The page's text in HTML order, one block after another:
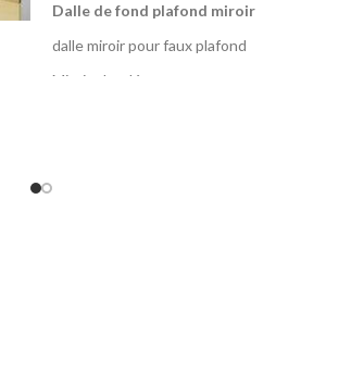
Dalle de fond plafond miroir
dalle miroir pour faux plafond
Miroir ultra léger